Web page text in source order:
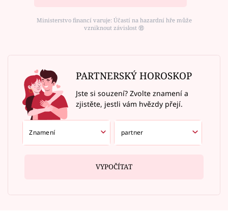
Ministerstvo financí varuje: Účastí na hazardní hře může
vzniknout závislost ⑱
PARTNERSKÝ HOROSKOP
Jste si souzení? Zvolte znamení a
zjistěte, jestli vám hvězdy přejí.
VYPOČÍTAT